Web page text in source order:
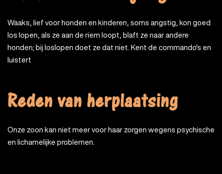
Waaks, lief voor honden en kinderen, soms angstig, kon goed
los lopen, als ze aan de riem loopt, blaft ze naar andere
honden; bij loslopen doet ze dat niet. Kent de commando's en
luistert
Reden van herplaatsing
Onze zoon kan niet meer voor haar zorgen wegens psychische
en lichamelijke problemen.